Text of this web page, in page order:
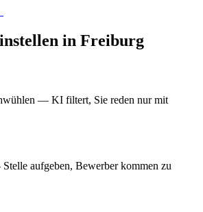
in Freiburg
— KI filtert, Sie reden nur mit
aufgeben, Bewerber kommen zu